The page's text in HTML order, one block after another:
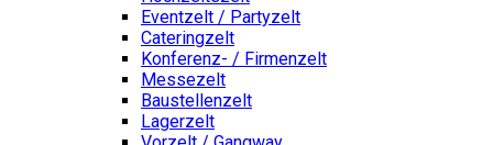
Eventzelt / Partyzelt
Cateringzelt
Konferenz- / Firmenzelt
Messezelt
Baustellenzelt
Lagerzelt